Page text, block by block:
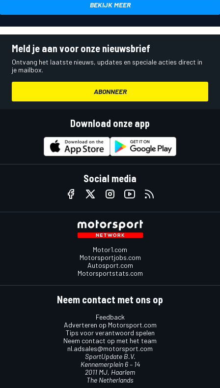
BEKIJK MEER
Meld je aan voor onze nieuwsbrief
Ontvang het laatste nieuws, updates en speciale acties direct in
je mailbox.
ABONNEER
Download onze app
Social media
Motor1.com
Motorsportjobs.com
Autosport.com
Motorsportstats.com
Neem contact met ons op
Feedback
Adverteren op Motorsport.com
Tips voor verantwoord spelen
Neem contact op met het team
nl.adsales@motorsport.com
SportUpdate B.V.
Kennemerplein 6 – 14
2011 MJ, Haarlem
The Netherlands